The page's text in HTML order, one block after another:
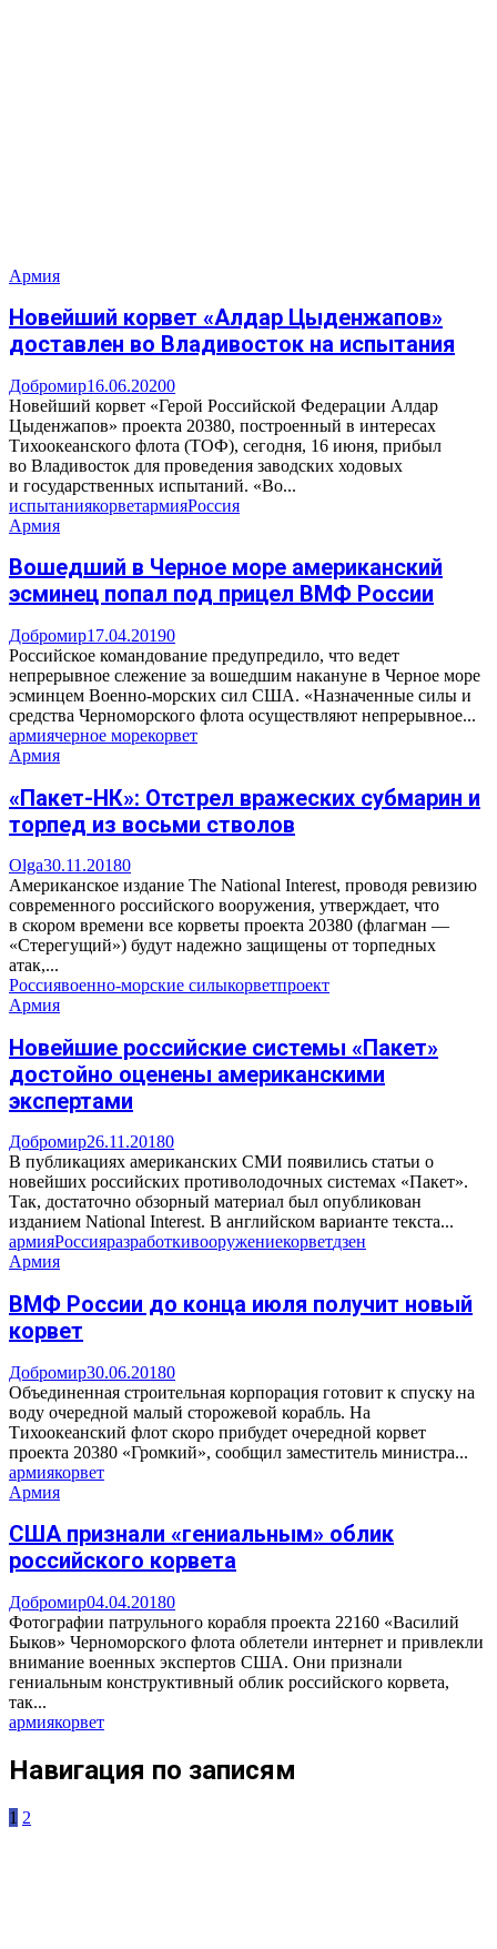
Армия
Новейший корвет «Алдар Цыденжапов»
доставлен во Владивосток на испытания
Добромир16.06.20200
Новейший корвет «Герой Российской Федерации Алдар
Цыденжапов» проекта 20380, построенный в интересах
Тихоокеанского флота (ТОФ), сегодня, 16 июня, прибыл
во Владивосток для проведения заводских ходовых
и государственных испытаний. «Во...
испытаниякорветармияРоссия
Армия
Вошедший в Черное море американский
эсминец попал под прицел ВМФ России
Добромир17.04.20190
Российское командование предупредило, что ведет
непрерывное слежение за вошедшим накануне в Черное море
эсминцем Военно-морских сил США. «Назначенные силы и
средства Черноморского флота осуществляют непрерывное...
армиячерное морекорвет
Армия
«Пакет-НК»: Отстрел вражеских субмарин и
торпед из восьми стволов
Olga30.11.20180
Американское издание The National Interest, проводя ревизию
современного российского вооружения, утверждает, что
в скором времени все корветы проекта 20380 (флагман —
«Стерегущий») будут надежно защищены от торпедных
атак,...
Россиявоенно-морские силыкорветпроект
Армия
Новейшие российские системы «Пакет»
достойно оценены американскими
экспертами
Добромир26.11.20180
В публикациях американских СМИ появились статьи о
новейших российских противолодочных системах «Пакет».
Так, достаточно обзорный материал был опубликован
изданием National Interest. В английском варианте текста...
армияРоссияразработкивооружениекорветдзен
Армия
ВМФ России до конца июля получит новый
корвет
Добромир30.06.20180
Объединенная строительная корпорация готовит к спуску на
воду очередной малый сторожевой корабль. На
Тихоокеанский флот скоро прибудет очередной корвет
проекта 20380 «Громкий», сообщил заместитель министра...
армиякорвет
Армия
США признали «гениальным» облик
российского корвета
Добромир04.04.20180
Фотографии патрульного корабля проекта 22160 «Василий
Быков» Черноморского флота облетели интернет и привлекли
внимание военных экспертов США. Они признали
гениальным конструктивный облик российского корвета,
так...
армиякорвет
Навигация по записям
1 2